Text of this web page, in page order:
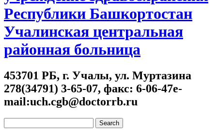
Республики Башкортостан
Учалинская центральная
районная больница
453701 РБ, г. Учалы, ул. Муртазина
278(34791) 3-65-07, факс: 6-06-47e-
mail:uch.cgb@doctorrb.ru